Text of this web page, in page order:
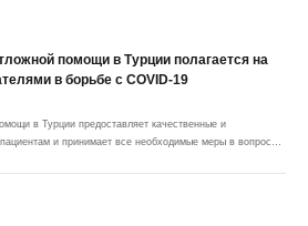
помощи в Турции полагается на
в борьбе с COVID-19
в Турции предоставляет качественные и
и принимает все необходимые меры в вопросах,
период.